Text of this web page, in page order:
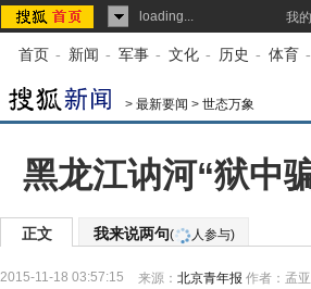
loading... 我
首页 - 新闻 - 军事 - 文化 - 历史 - 体育 -
> 最新要闻 > 世态万象
黑龙江讷河“狱中
正文 我来说两句( 人参与)
2015-11-18 03:57:15 来源： 北京青年报 作者：孟